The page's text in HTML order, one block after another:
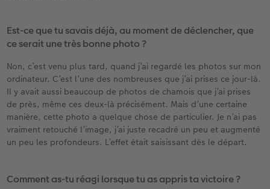
Est-ce que tu savais déjà, au moment de déclencher, que
ce serait une très bonne photo ?
Non, c’est venu plus tard, quand j’ai regardé les photos sur mon
ordinateur. C’est l’une des nombreuses que j’ai prises ce jour-là.
Il y avait aussi beaucoup de photos de chamois que j’ai prises
de près, même ces deux-là précisément. Mais d’une certaine
manière, cette photo a quelque chose de particulier. Je n’ai pas
vraiment retouché l’image, j’ai juste recadré un peu et augmenté
un peu les profondeurs. L’effet était saisissant dès le départ.
Comment as-tu réagi lorsque tu as appris ta victoire ?